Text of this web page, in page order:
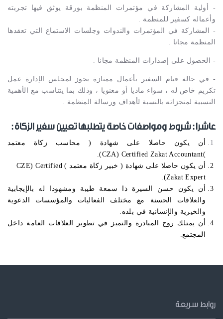
- أولية المشاركة في مؤتمرات المنظمة بورقة يوثق فيها تجربته
وأعماله كسفير للمنظمة .
- المشاركة في المؤتمرات والندوات وجلسات الاستماع التي تعقدها
المنظمة مجانا .
- الحصول على إصدارات المنظمة مجانا .
- في حالة قيام السفير بأعمال ممتازة يجوز لمجلس الإدارة عمل
تكريم خاص له ، سواء ماديا أو معنويا ، وذلك بما يتناسب مع الأهمية
النسبية لمنجزاته بالنسبة لأهداف ورسالة المنظمة .
عاشرا : شروط ومواصفات خاصة يتطلبها تعيين سفير الزكاة :
أن يكون حاصلا على شهادة ( محاسب زكاة معتمد
)
CZA) Certified Zakat Accountant)
.
أن يكون حاصلا على شهادة ( خبير زكاة معتمد ) CZE)Certified
Zakat Expert
)
أن يكون حسن السيرة ذا سمعة طيبة ومشهودا له بالإيجابية
والعلاقات الحسنة مع مختلف الفعاليات والمؤسسات الدعوية
والخيرية والإنسانية في بلده.
أن يمتلك روح المبادرة والتميز في تطوير العلاقات العامة داخل
المجتمع.
روابط سريعة